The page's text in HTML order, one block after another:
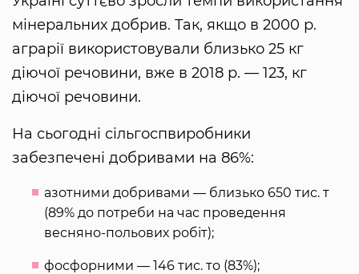
мінеральних добрив. Так, якщо в 2000 р.
аграрії використовували близько 25 кг
діючої речовини, вже в 2018 р. — 123, кг
діючої речовини.
На сьогодні сільгоспвиробники
забезпечені добривами на 86%:
азотними добривами — близько 650 тис. т
(89% до потреби на час проведення
весняно-польових робіт);
фосфорними — 146 тис. то (83%);